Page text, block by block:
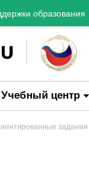
образования
Учебный центр
задания